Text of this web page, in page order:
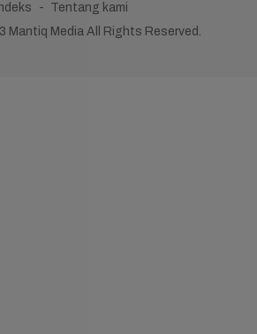
Tentang kami
Mantiq Media All Rights Reserved.